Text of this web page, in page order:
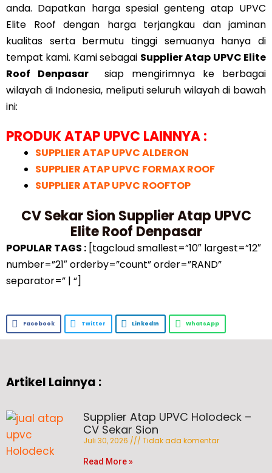
anda. Dapatkan harga spesial genteng atap UPVC
Elite Roof dengan harga terjangkau dan jaminan
kualitas serta bermutu tinggi semuanya hanya di
tempat kami. Kami sebagai Supplier Atap UPVC Elite
Roof Denpasar siap mengirimnya ke berbagai
wilayah di Indonesia, meliputi seluruh wilayah di bawah
ini:
PRODUK ATAP UPVC LAINNYA :
SUPPLIER ATAP UPVC ALDERON
SUPPLIER ATAP UPVC FORMAX ROOF
SUPPLIER ATAP UPVC ROOFTOP
CV Sekar Sion Supplier Atap UPVC
Elite Roof Denpasar
POPULAR TAGS : [tagcloud smallest=”10″ largest=”12″
number=”21″ orderby=”count” order=”RAND”
separator=” | “]
Facebook Twitter LinkedIn WhatsApp
Artikel Lainnya :
Supplier Atap UPVC Holodeck –
CV Sekar Sion
Juli 30, 2026 Tidak ada komentar
Read More »